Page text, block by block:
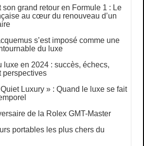
son grand retour en Formule 1 : Le
au cœur du renouveau d’un
s’est imposé comme une
du luxe
luxe en 2024 : succès, échecs,
perspectives
Quiet Luxury » : Quand le luxe se fait
de la Rolex GMT-Master
portables les plus chers du